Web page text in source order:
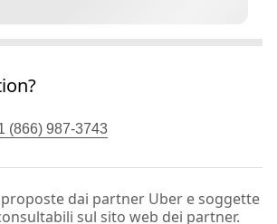
(866) 987-3743
dai partner Uber e soggette
sul sito web dei partner.